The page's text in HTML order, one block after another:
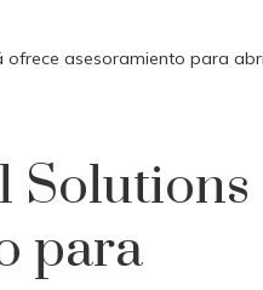
asesoramiento para
Solutions
para